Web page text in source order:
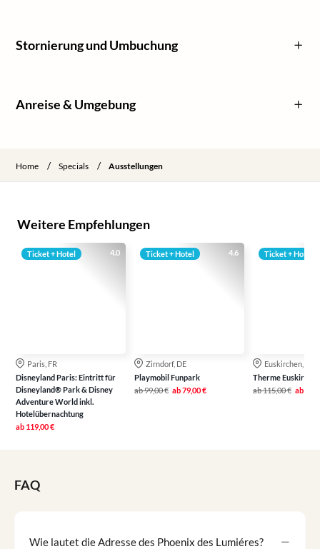
Stornierung und Umbuchung
Anreise & Umgebung
Home / Specials / Ausstellungen
Weitere Empfehlungen
4.0
Ticket + Hotel
Paris, FR
Disneyland Paris: Eintritt für
Disneyland® Park & Disney
Adventure World inkl.
Hotelübernachtung
ab 119,00 €
4.6
Ticket + Hotel
Zirndorf, DE
Playmobil Funpark
ab99,00 € ab79,00 €
Ticket + Hotel
Euskirchen, DE
Therme Euskirchen
ab115,00 € ab
FAQ
Wie lautet die Adresse des Phoenix des Lumiéres?